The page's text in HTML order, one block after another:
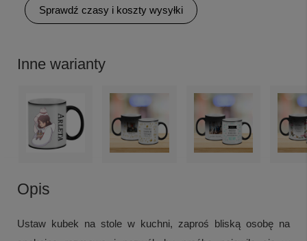
Sprawdź czasy i koszty wysyłki
Inne warianty
Opis
Ustaw kubek na stole w kuchni, zaproś bliską osobę na